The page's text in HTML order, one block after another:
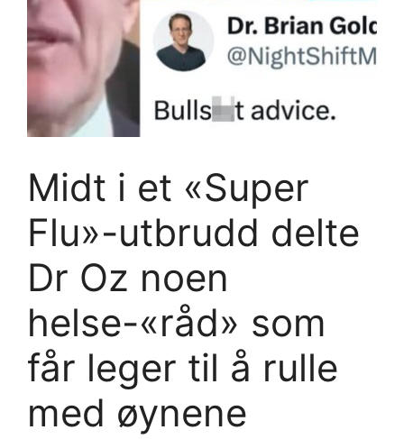
Midt i et «Super
Flu»-utbrudd delte
Dr Oz noen
helse-«råd» som
får leger til å rulle
med øynene